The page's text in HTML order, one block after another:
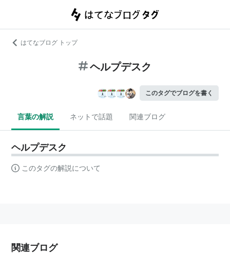
はてなブログ トップ
ヘルプデスク
このタグでブログを書く
言葉の解説 ネットで話題 関連ブログ
ヘルプデスク
このタグの解説について
関連ブログ